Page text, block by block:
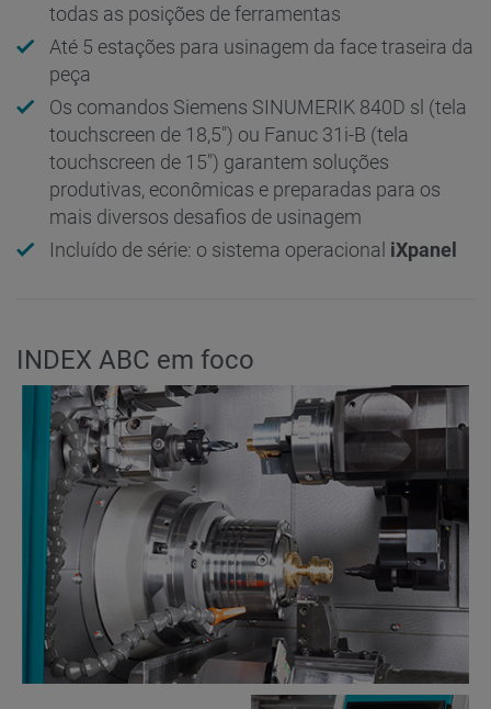
todas as posições de ferramentas
Até 5 estações para usinagem da face traseira da
peça
Os comandos Siemens SINUMERIK 840D sl (tela
touchscreen de 18,5") ou Fanuc 31i-B (tela
touchscreen de 15") garantem soluções
produtivas, econômicas e preparadas para os
mais diversos desafios de usinagem
Incluído de série: o sistema operacional iXpanel
INDEX ABC em foco